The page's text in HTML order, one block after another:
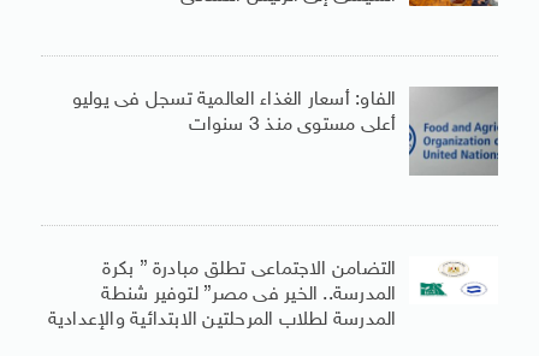
الفاو: أسعار الغذاء العالمية تسجل فى يوليو
أعلى مستوى منذ 3 سنوات
التضامن الاجتماعى تطلق مبادرة ” بكرة
المدرسة.. الخير فى مصر” لتوفير شنطة
المدرسة لطلاب المرحلتين الابتدائية والإعدادية